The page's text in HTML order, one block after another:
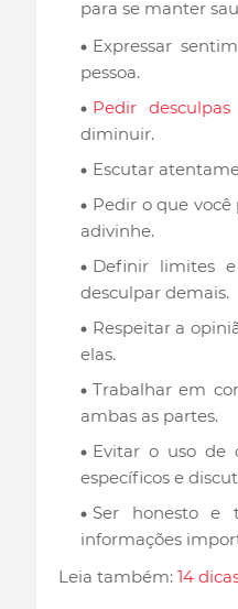
para se manter
Expressar
pessoa.
Pedir
diminuir.
Escutar
Pedir o que você
adivinhe.
Definir limites
desculpar demais.
Respeitar a
elas.
Trabalhar em
ambas as partes.
Evitar o uso de
específicos e
Ser honesto e
informações
Leia também: 14